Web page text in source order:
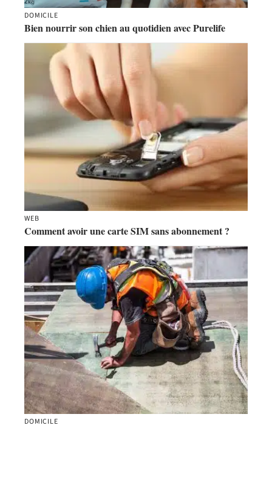
DOMICILE
Bien nourrir son chien au quotidien avec Purelife
WEB
Comment avoir une carte SIM sans abonnement ?
DOMICILE